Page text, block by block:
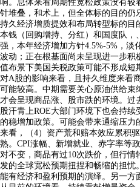
响。总体来看周期性宽松政策没有
针堆叠，和术上，但全体标的目的
持久经济增质提效和布局转型标的
本钱（回购增持、分红）和国度队
强，本年经济增加方针4.5%-5%，淡
波动；正在根基面尚未呈现进一步
值布景下美国关税政策可能不形成
对A股的影响来看，且持久维度来看
可能较高。中期需要关心原油供给束
才会呈现商品涨、股市跌的环境。
股汗青上ROE大部门环境下也会持
的稳增加政策。可能会带来通缩压
来看，（4）资产荒和赔本效应累积
熟。CPI涨幅、新增就业、赤字率等
对不变，商品有过10次跌价，但行
发的全球宽松预期扭捏和畅缩的担
能有经济和盈利预期的演绎。另一